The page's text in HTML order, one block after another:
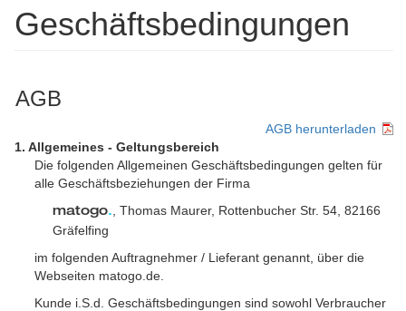
Geschäftsbedingungen
AGB
AGB herunterladen
1. Allgemeines - Geltungsbereich
Die folgenden Allgemeinen Geschäfts­bedingungen gelten für
alle Geschäfts­beziehungen der Firma
matogo.
, Thomas Maurer, Rottenbucher Str. 54, 82166
Gräfelfing
im folgenden Auftragnehmer / Lieferant genannt, über die
Webseiten matogo.de.
Kunde i.S.d. Geschäfts­bedingungen sind sowohl Verbraucher